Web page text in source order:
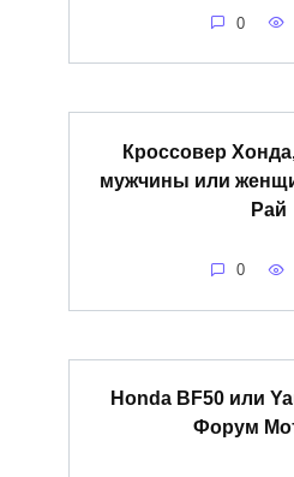
0
Кроссовер
мужчины или
Рай
0
Honda BF50 или
Форум